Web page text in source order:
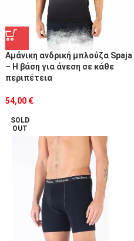
Αμάνικη ανδρική μπλούζα Spaja
– Η βάση για άνεση σε κάθε
περιπέτεια
54,00 €
SOLD
OUT